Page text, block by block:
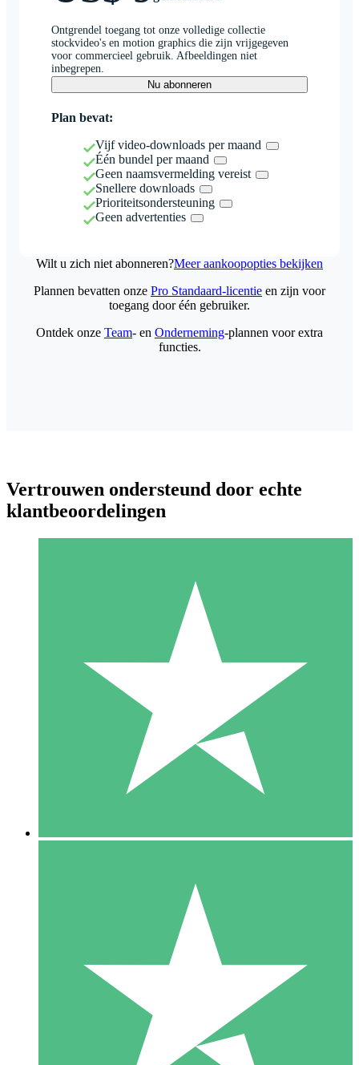
Ontgrendel toegang tot onze volledige collectie
stockvideo's en motion graphics die zijn vrijgegeven
voor commercieel gebruik. Afbeeldingen niet
inbegrepen.
Nu abonneren
Plan bevat:
Vijf video-downloads per maand
Één bundel per maand
Geen naamsvermelding vereist
Snellere downloads
Prioriteitsondersteuning
Geen advertenties
Wilt u zich niet abonneren?Meer aankoopopties bekijken
Individuele Creditpakketten
Betaal per gebruik met downloadtegoeden. Geen maandelijkse
1000
10 Downloaden
20 00
Plannen bevatten onze Pro Standaard-licentie en zijn voor
toegang door één gebruiker.
Ontdek onze Team- en Onderneming-plannen voor extra
functies.
Vertrouwen ondersteund door echte
klantbeoordelingen